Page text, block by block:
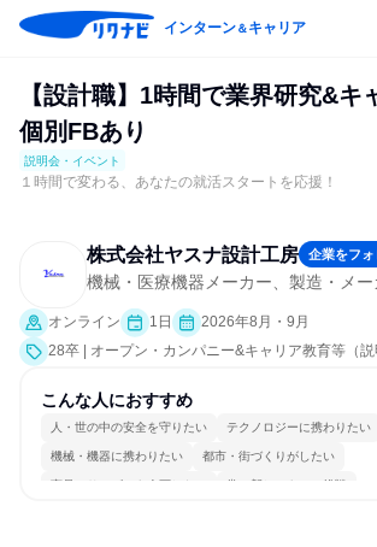
インターン＆キャリア
【設計職】1時間で業界研究&キ
個別FBあり
説明会・イベント
１時間で変わる、あなたの就活スタートを応援！
株式会社ヤスナ設計工房 企業をフォ
機械・医療機器メーカー、製造・メー
オンライン 1日
2026年8月・9月
28卒 | オープン・カンパニー&キャリア教育等（
こんな人におすすめ
人・世の中の安全を守りたい テクノロジーに携わりたい
機械・機器に携わりたい 都市・街づくりがしたい
商品・サービスを企画したい 常に新しいものに挑戦